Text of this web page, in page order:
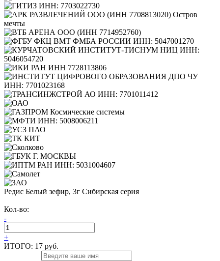
Редис Белый зефир, 3г Сибирская серия
Кол-во:
-
+
ИТОГО: 17 руб.